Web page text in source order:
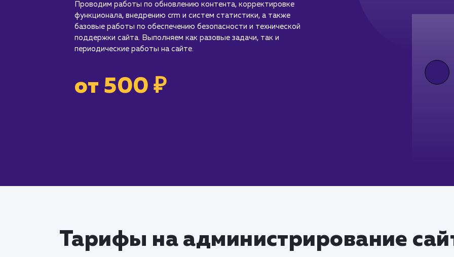
Проводим работы по обновлению контента, корректировке
функционала, внедрению crm и систем статистики, а также
базовые работы по обеспечению безопасности и технической
поддержки сайта. Выполняем как разовые задачи, так и
периодические работы на сайте.
от 500 ₽
Тарифы на администрирование